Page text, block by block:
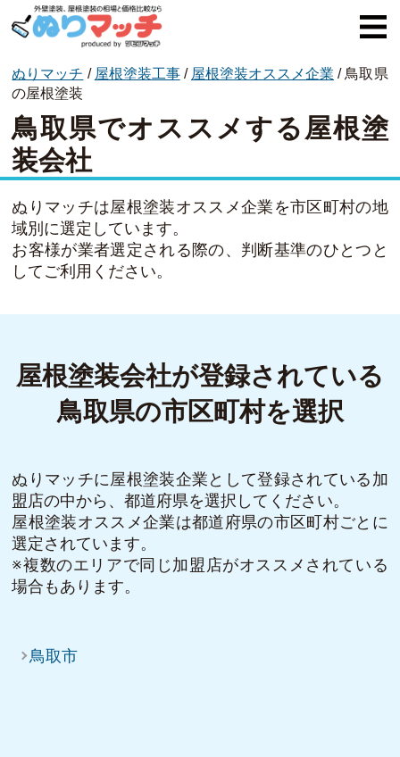
ぬりマッチとは
オススメ企業
費用と相場
外壁塗装
屋根塗装
ぬりマッチ / 屋根塗装工事/ 屋根塗装オススメ企業 / 鳥取県
の屋根塗装
鳥取県でオススメする屋根塗
装会社
ぬりマッチは屋根塗装オススメ企業を市区町村の地
域別に選定しています。
お客様が業者選定される際の、判断基準のひとつと
してご利用ください。
屋根塗装会社が登録されている
鳥取県の市区町村を選択
ぬりマッチに屋根塗装企業として登録されている加
盟店の中から、都道府県を選択してください。
屋根塗装オススメ企業は都道府県の市区町村ごとに
選定されています。
※複数のエリアで同じ加盟店がオススメされている
場合もあります。
鳥取市